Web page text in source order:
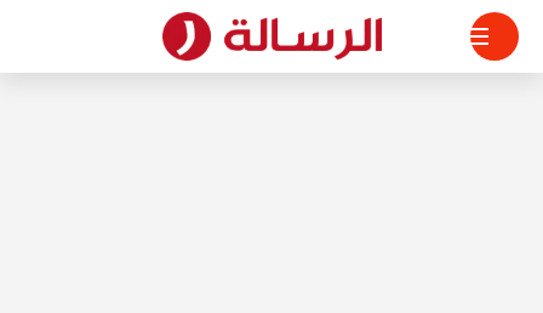
التجاوز
المحتوى